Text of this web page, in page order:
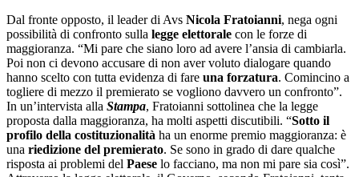
Dal fronte opposto, il leader di Avs Nicola Fratoianni, nega ogni
possibilità di confronto sulla legge elettorale con le forze di
maggioranza. “Mi pare che siano loro ad avere l’ansia di cambiarla.
Poi non ci devono accusare di non aver voluto dialogare quando
hanno scelto con tutta evidenza di fare una forzatura. Comincino a
togliere di mezzo il premierato se vogliono davvero un confronto”.
In un’intervista alla Stampa, Fratoianni sottolinea che la legge
proposta dalla maggioranza, ha molti aspetti discutibili. “Sotto il
profilo della costituzionalità ha un enorme premio maggioranza: è
una riedizione del premierato. Se sono in grado di dare qualche
risposta ai problemi del Paese lo facciano, ma non mi pare sia così”.